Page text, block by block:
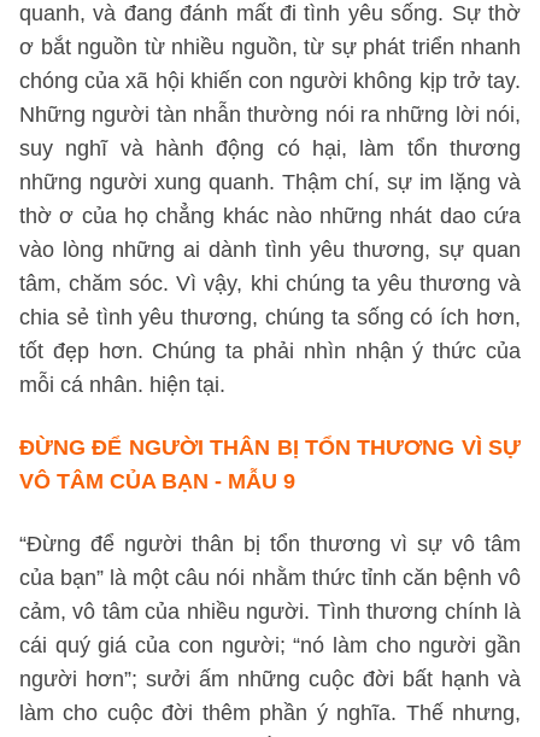
quanh, và đang đánh mất đi tình yêu sống. Sự thờ
ơ bắt nguồn từ nhiều nguồn, từ sự phát triển nhanh
chóng của xã hội khiến con người không kịp trở tay.
Những người tàn nhẫn thường nói ra những lời nói,
suy nghĩ và hành động có hại, làm tổn thương
những người xung quanh. Thậm chí, sự im lặng và
thờ ơ của họ chẳng khác nào những nhát dao cứa
vào lòng những ai dành tình yêu thương, sự quan
tâm, chăm sóc. Vì vậy, khi chúng ta yêu thương và
chia sẻ tình yêu thương, chúng ta sống có ích hơn,
tốt đẹp hơn. Chúng ta phải nhìn nhận ý thức của
mỗi cá nhân. hiện tại.
ĐỪNG ĐỂ NGƯỜI THÂN BỊ TỔN THƯƠNG VÌ SỰ
VÔ TÂM CỦA BẠN - MẪU 9
“Đừng để người thân bị tổn thương vì sự vô tâm
của bạn” là một câu nói nhằm thức tỉnh căn bệnh vô
cảm, vô tâm của nhiều người. Tình thương chính là
cái quý giá của con người; “nó làm cho người gần
người hơn”; sưởi ấm những cuộc đời bất hạnh và
làm cho cuộc đời thêm phần ý nghĩa. Thế nhưng,